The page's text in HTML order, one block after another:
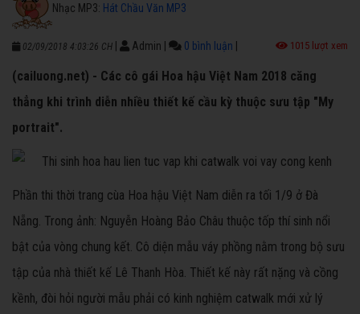
Nhạc MP3: Hát Chầu Văn MP3
02/09/2018 4:03:26 CH Admin 0 bình luận 1015 lượt xem
(cailuong.net) - Các cô gái Hoa hậu Việt Nam 2018 căng
thẳng khi trình diễn nhiều thiết kế cầu kỳ thuộc sưu tập "My
portrait".
Phần thi thời trang cùa Hoa hậu Việt Nam diễn ra tối 1/9 ở Đà
Nẵng. Trong ảnh: Nguyễn Hoàng Bảo Châu thuộc tốp thí sinh nổi
bật của vòng chung kết. Cô diện mẫu váy phồng nằm trong bộ sưu
tập của nhà thiết kế Lê Thanh Hòa. Thiết kế này rất nặng và cồng
kềnh, đòi hỏi người mẫu phải có kinh nghiệm catwalk mới xử lý